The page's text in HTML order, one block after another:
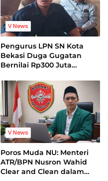
V News
Pengurus LPN SN Kota
Bekasi Duga Gugatan
Bernilai Rp300 Juta
Terhadap Lembaga
V News
Poros Muda NU: Menteri
ATR/BPN Nusron Wahid
Clear and Clean dalam